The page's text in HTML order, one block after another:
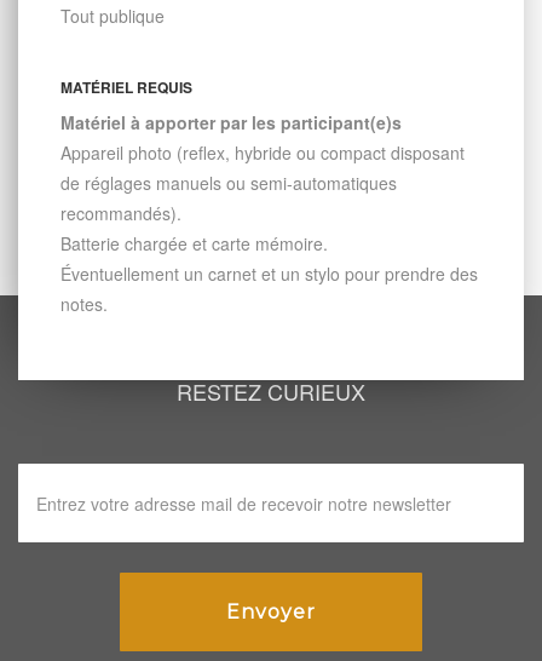
Tout publique
MATÉRIEL REQUIS
Matériel à apporter par les participant(e)s
Appareil photo (reflex, hybride ou compact disposant
de réglages manuels ou semi-automatiques
recommandés).
Batterie chargée et carte mémoire.
Éventuellement un carnet et un stylo pour prendre des
notes.
RESTEZ CURIEUX